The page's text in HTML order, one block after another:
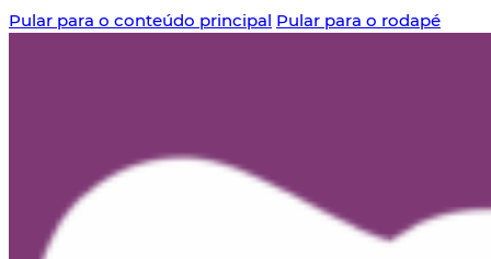
Pular para o conteúdo principal Pular para o rodapé